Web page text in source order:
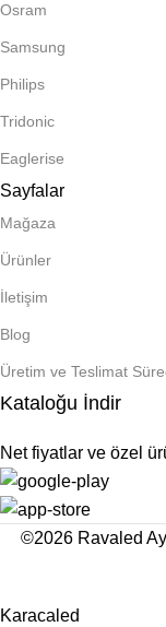
Osram
Samsung
Philips
Tridonic
Eaglerise
Sayfalar
Mağaza
Ürünler
İletişim
Blog
Üretim ve Teslimat
Kataloğu İndir
Net fiyatlar ve özel
©2026 Ravaled
Karacaled